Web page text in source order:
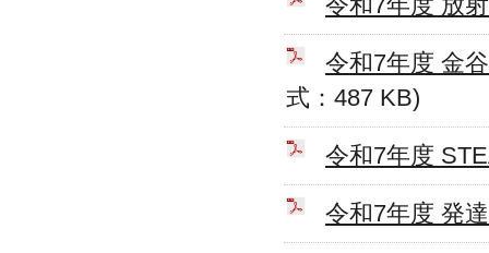
令和7年度 金
式：487 KB)
令和7年度
令和7年度 発